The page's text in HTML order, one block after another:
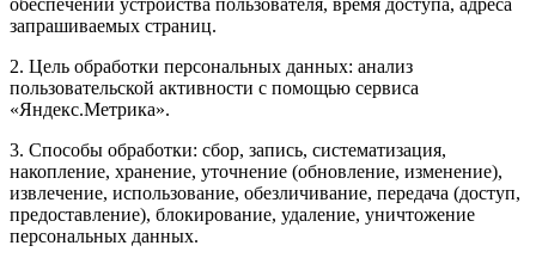
запрашиваемых страниц.
2. Цель обработки персональных данных: анализ
пользовательской активности с помощью сервиса
«Яндекс.Метрика».
3. Способы обработки: сбор, запись, систематизация,
накопление, хранение, уточнение (обновление, изменение),
извлечение, использование, обезличивание, передача (доступ,
предоставление), блокирование, удаление, уничтожение
персональных данных.